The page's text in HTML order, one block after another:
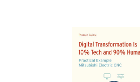
Bildergalerie überspringen